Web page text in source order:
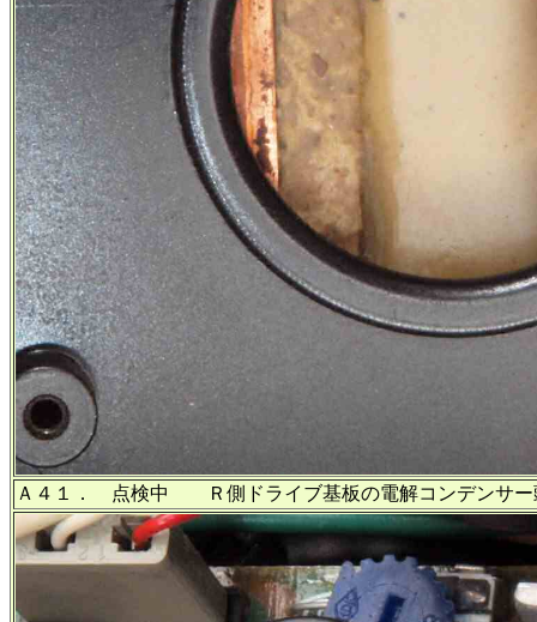
Ａ４１． 点検中 Ｒ側ドライブ基板の電解コンデンサー